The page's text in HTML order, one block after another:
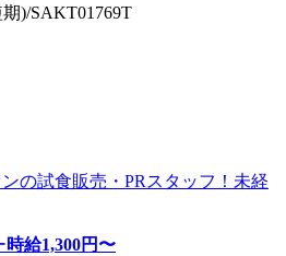
)/SAKT01769T
ンの試食販売・PRスタッフ！未経
時給1,300円〜